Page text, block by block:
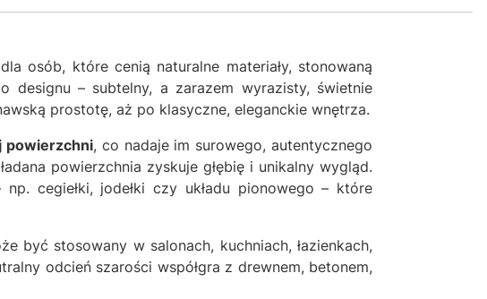
osób, które cenią naturalne materiały, stonowaną
designu – subtelny, a zarazem wyrazisty, świetnie
prostotę, aż po klasyczne, eleganckie wnętrza.
powierzchni, co nadaje im surowego, autentycznego
powierzchnia zyskuje głębię i unikalny wygląd.
cegiełki, jodełki czy układu pionowego – które
być stosowany w salonach, kuchniach, łazienkach,
odcień szarości współgra z drewnem, betonem,